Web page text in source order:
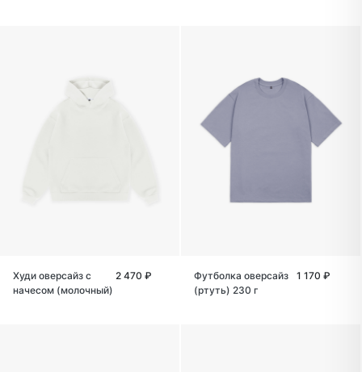
Худи оверсайз с
начесом (молочный)
2 470 ₽
Футболка оверсайз
(ртуть) 230 г
1 170 ₽